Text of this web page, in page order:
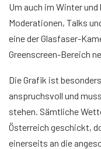
Um auch im Winter
Moderationen, Talks
eine der Glasfaser-
Greenscreen-Bereich
Die Grafik ist
anspruchsvoll und
stehen. Sämtliche
Österreich geschickt,
einerseits an die